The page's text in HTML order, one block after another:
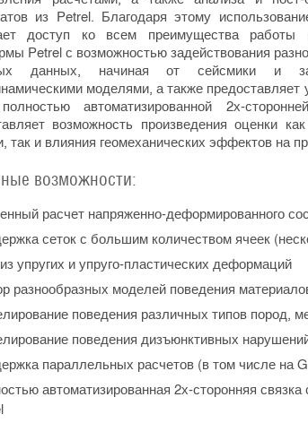
из Petrel. Благодаря этому
доступ ко всем преимущества работы
Petrel с возможностью задействования
данных, начиная от сейсмики и
моделями, а также
автоматизированной 2х-
возможность произведения оценки
так и влияния геомеханических эффектов на
возможности:
расчет напряженно-деформированного
сеток с большим количеством ячеек
упругих и упруго-пластических деформаций
разнообразных моделей поведения
поведения различных типов пород,
поведения дизъюнктивных
параллельных расчетов (в том числе на
автоматизированная 2х-сторонняя